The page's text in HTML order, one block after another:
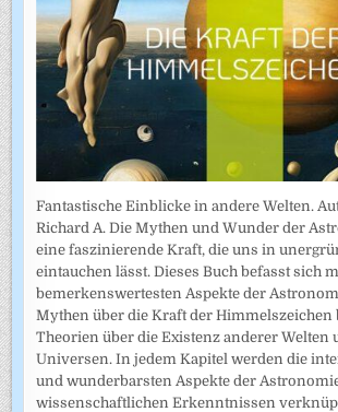
Fantastische Einblicke in andere Welten.
Richard A. Die Mythen und Wunder der
eine faszinierende Kraft, die uns in
eintauchen lässt. Dieses Buch befasst sich
bemerkenswertesten Aspekte der
Mythen über die Kraft der Himmelszeichen
Theorien über die Existenz anderer Welten
Universen. In jedem Kapitel werden die
und wunderbarsten Aspekte der
wissenschaftlichen Erkenntnissen